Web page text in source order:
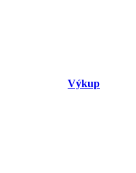
Výkup